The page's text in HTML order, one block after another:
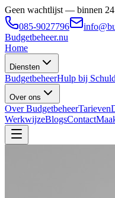
Geen wachtlijst — binnen
085-9027796
Budgetbeheer.nu
Home
Diensten
BudgetbeheerHulp bij
Over ons
Over BudgetbeheerTarieven
WerkwijzeBlogsContact